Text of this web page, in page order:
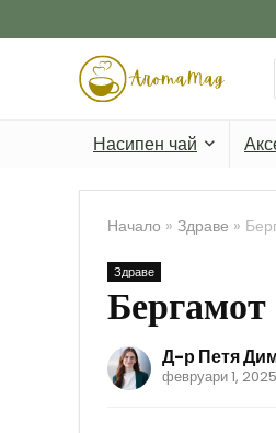
Насипен чай
Начало » Здраве »
Здраве
Д-р Петя
февруари 1, 2025